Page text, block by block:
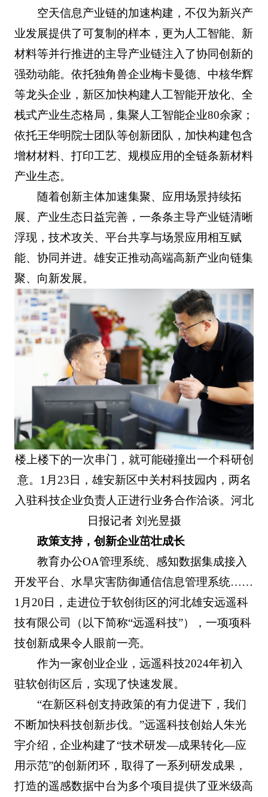
空天信息产业链的加速构建，不仅为新兴产
业发展提供了可复制的样本，更为人工智能、新
材料等并行推进的主导产业链注入了协同创新的
强劲动能。依托独角兽企业梅卡曼德、中核华辉
等龙头企业，新区加快构建人工智能开放化、全
栈式产业生态格局，集聚人工智能企业80余家；
依托王华明院士团队等创新团队，加快构建包含
增材材料、打印工艺、规模应用的全链条新材料
产业生态。
随着创新主体加速集聚、应用场景持续拓
展、产业生态日益完善，一条条主导产业链清晰
浮现，技术攻关、平台共享与场景应用相互赋
能、协同并进。雄安正推动高端高新产业向链集
聚、向新发展。
楼上楼下的一次串门，就可能碰撞出一个科研创
意。1月23日，雄安新区中关村科技园内，两名
入驻科技企业负责人正进行业务合作洽谈。河北
日报记者 刘光昱摄
政策支持，创新企业茁壮成长
教育办公OA管理系统、感知数据集成接入
开发平台、水旱灾害防御通信信息管理系统……
1月20日，走进位于软创街区的河北雄安远遥科
技有限公司（以下简称“远遥科技”），一项项科
技创新成果令人眼前一亮。
作为一家创业企业，远遥科技2024年初入
驻软创街区后，实现了快速发展。
“在新区科创支持政策的有力促进下，我们
不断加快科技创新步伐。”远遥科技创始人朱光
宇介绍，企业构建了“技术研发—成果转化—应
用示范”的创新闭环，取得了一系列研发成果，
打造的遥感数据中台为多个项目提供了亚米级高